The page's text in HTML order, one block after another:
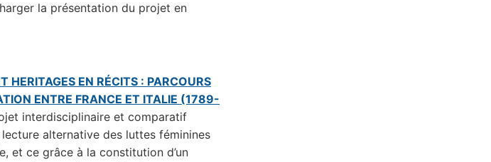
la présentation du projet en
HERITAGES EN RÉCITS : PARCOURS
ENTRE FRANCE ET ITALIE (1789-
interdisciplinaire et comparatif
alternative des luttes féminines
et ce grâce à la constitution d’un